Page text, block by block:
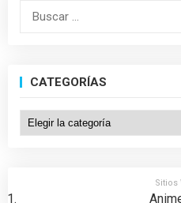
Buscar:
CATEGORÍAS
Categorías
Sitios